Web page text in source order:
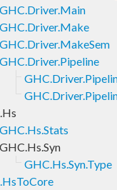
GHC.Driver.Main
GHC.Driver.Make
GHC.Driver.MakeSem
GHC.Driver.Pipeline
GHC.Hs.Stats
GHC.Hs.Syn
GHC.Hs.Syn.Type